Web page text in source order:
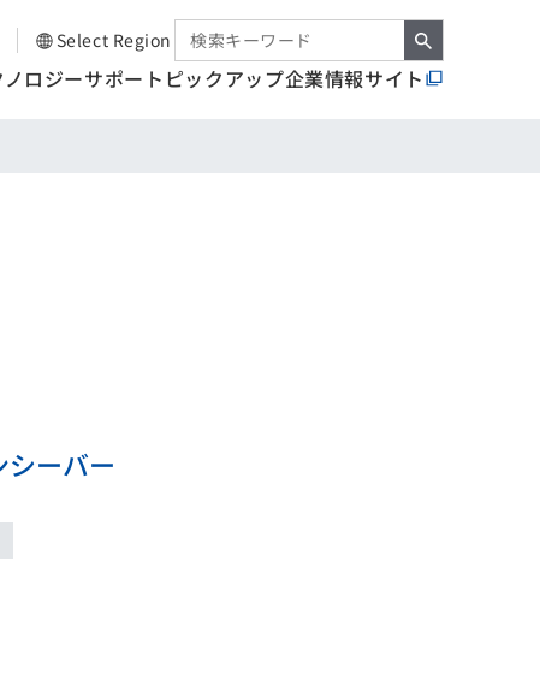
Select Region
ロジーサポート ピックアップ企業情報サイト
シーバー